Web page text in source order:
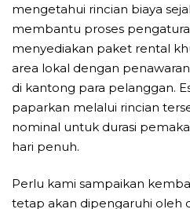
mengetahui rincian biaya
membantu proses
menyediakan paket rental
area lokal dengan
di kantong para pelanggan.
paparkan melalui rincian
nominal untuk durasi
hari penuh.
Perlu kami sampaikan
tetap akan dipengaruhi oleh